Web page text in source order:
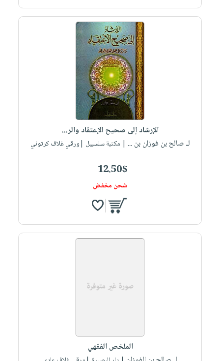
الإرشاد إلى صحيح الإعتقاد والر...
لـ صالح بن فوزان بن ... | مكتبة سلسبيل |ورقي غلاف كرتوني
12.50$
شحن مخفض
الملخص الفقهي